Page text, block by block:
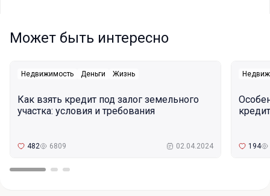
Может быть интересно
Недвижимость Деньги Жизнь
Как взять кредит под залог земельного
участка: условия и требования
482 6809 02.04.2024 194